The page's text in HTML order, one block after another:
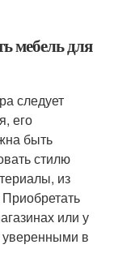
мебель для
следует
его
быть
стилю
из
или у
уверенными в